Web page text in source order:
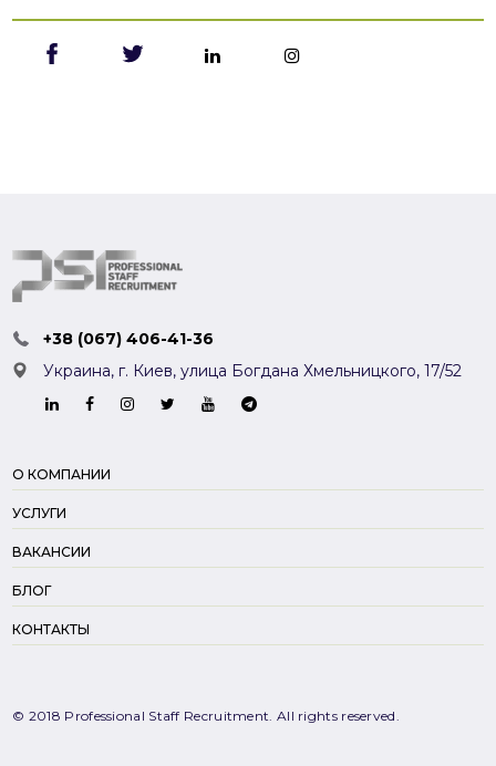
+38 (067) 406-41-36
Украина, г. Киев,улица Богдана Хмельницкого, 17/52
О КОМПАНИИ
УСЛУГИ
ВАКАНСИИ
БЛОГ
КОНТАКТЫ
© 2018 Professional Staff Recruitment. All rights reserved.